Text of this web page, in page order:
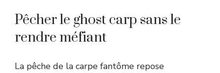
Pêcher le ghost carp sans le
rendre méfiant
La pêche de la carpe fantôme repose